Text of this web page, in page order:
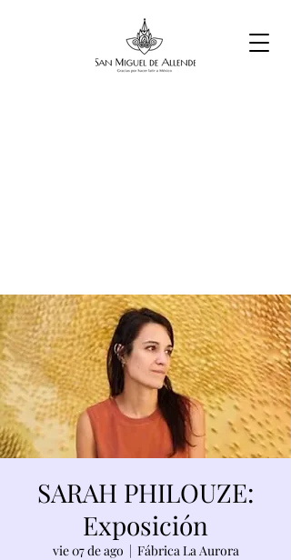
SARAH PHILOUZE:
Exposición
vie 07 de ago
  |
Fábrica La Aurora